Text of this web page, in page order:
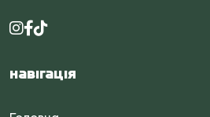
Навігація